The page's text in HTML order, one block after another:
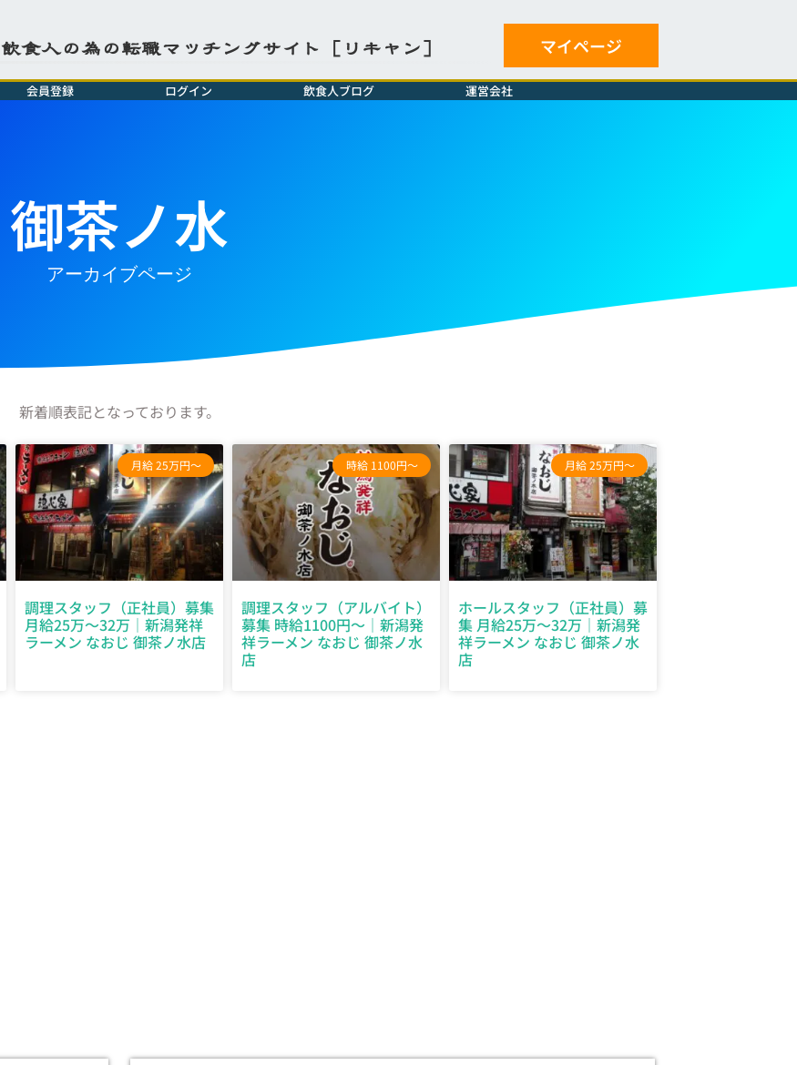
食人の為の転職マッチングサイト［リキャン］ マイページ
会員登録 ログイン 飲食人ブログ 運営会社
御茶ノ水
アーカイブページ
新着順表記となっております。
月給 25万円～
調理スタッフ（正社員）募集
月給25万～32万｜新潟発祥
ラーメン なおじ 御茶ノ水店
時給 1100円～
調理スタッフ（アルバイト）
募集 時給1100円～｜新潟発
祥ラーメン なおじ 御茶ノ水
店
月給 25万円～
ホールスタッフ（正社員）募
集 月給25万～32万｜新潟発
祥ラーメン なおじ 御茶ノ水
店